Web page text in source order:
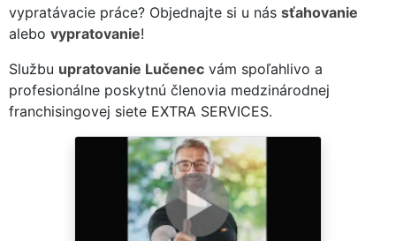
vypratávacie práce? Objednajte si u nás sťahovanie
alebo vypratovanie!
Službu upratovanie Lučenec vám spoľahlivo a
profesionálne poskytnú členovia medzinárodnej
franchisingovej siete EXTRA SERVICES.